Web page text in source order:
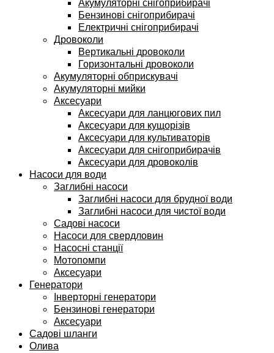
Акумуляторні снігоприбирачі
Бензинові снігоприбирачі
Електричні снігоприбирачі
Дровоколи
Вертикальні дровоколи
Горизонтальні дровоколи
Акумуляторні обприскувачі
Акумуляторні мийки
Аксесуари
Аксесуари для ланцюгових пил
Аксесуари для кущорізів
Аксесуари для культиваторів
Аксесуари для снігоприбирачів
Аксесуари для дровоколів
Насоси для води
Заглибні насоси
Заглибні насоси для брудної води
Заглибні насоси для чистої води
Садові насоси
Насоси для свердловин
Насосні станції
Мотопомпи
Аксесуари
Генератори
Інверторні генератори
Бензинові генератори
Аксесуари
Садові шланги
Олива